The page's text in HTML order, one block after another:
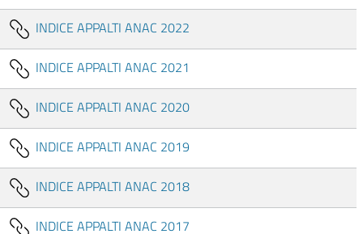
INDICE APPALTI ANAC 2022
INDICE APPALTI ANAC 2021
INDICE APPALTI ANAC 2020
INDICE APPALTI ANAC 2019
INDICE APPALTI ANAC 2018
INDICE APPALTI ANAC 2017